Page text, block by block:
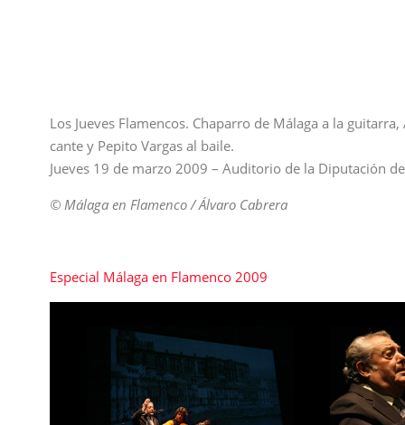
Los Jueves Flamencos. Chaparro de Málaga a la
cante y Pepito Vargas al baile.
Jueves 19 de marzo 2009 – Auditorio de la Diputación
© Málaga en Flamenco / Álvaro Cabrera
Especial Málaga en Flamenco 2009